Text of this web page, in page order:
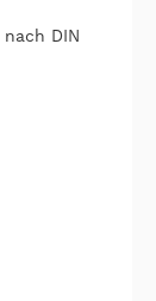
DIN